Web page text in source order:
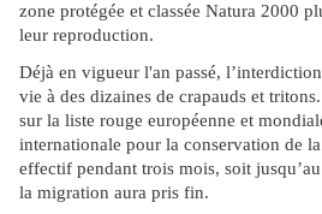
zone protégée et classée Natura 2000
leur reproduction.
Déjà en vigueur l'an passé,
vie à des dizaines de crapauds et
sur la liste rouge européenne et
internationale pour la conservation de la
effectif pendant trois mois, soit
la migration aura pris fin.